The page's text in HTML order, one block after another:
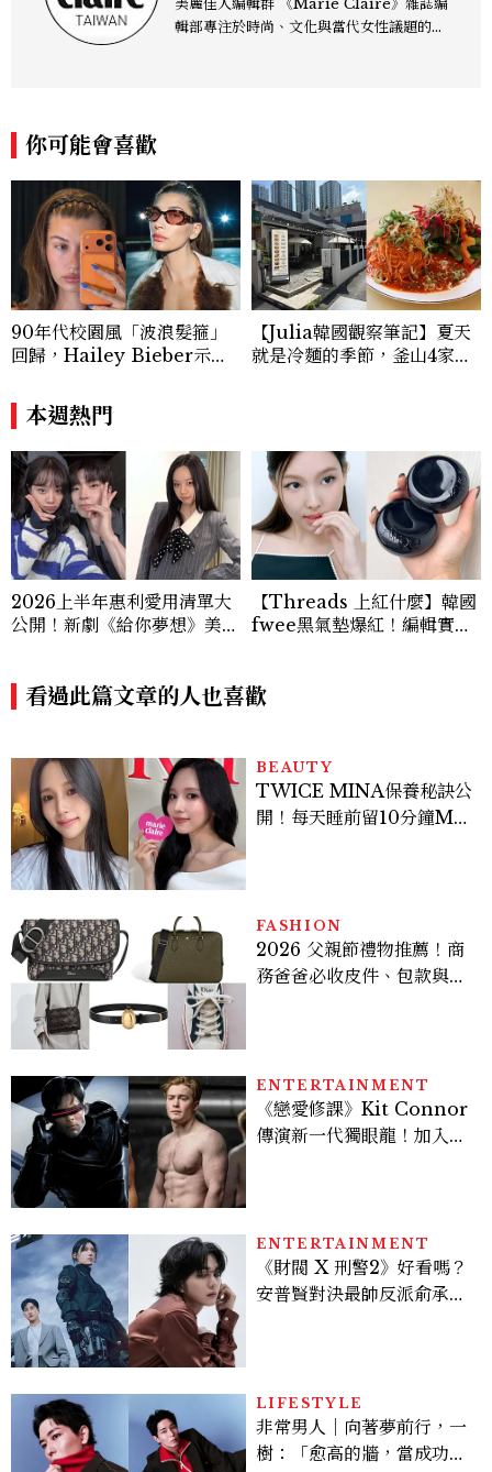
美麗佳人編輯群 《Marie Claire》雜誌編
輯部專注於時尚、文化與當代女性議題的深
度的內容。 《Marie Claire》始終以敏銳
視角與編輯直覺，引領讀者探索女性多元面
貌與生活品味風格的無限可能。
你可能會喜歡
90年代校園風「波浪髮箍」
回歸，Hailey Bieber示範
u髮箍未開賣先爆紅！
【Julia韓國觀察筆記】夏天
就是冷麵的季節，釜山4家必
本週熱門
2026上半年惠利愛用清單大
公開！新劇《給你夢想》美出
【Threads 上紅什麼】韓國
fwee黑氣墊爆紅！編輯實
看過此篇文章的人也喜歡
BEAUTY
TWICE MINA保養秘訣公
開！每天睡前留10分鐘ME
FASHION
2026 父親節禮物推薦！商
務爸爸必收皮件、包款與鞋
ENTERTAINMENT
《戀愛修課》Kit Connor
傳演新一代獨眼龍！加入新
ENTERTAINMENT
《財閥 X 刑警2》好看嗎？
安普賢對決最帥反派俞承
多大？
LIFESTYLE
非常男人｜向著夢前行，一
樹：「愈高的牆，當成功爬